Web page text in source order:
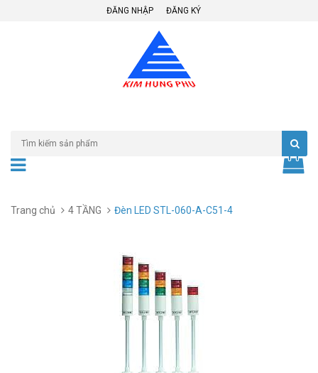
ĐĂNG NHẬP ĐĂNG KÝ
Trang chủ 4 TẦNG Đèn LED STL-060-A-C51-4